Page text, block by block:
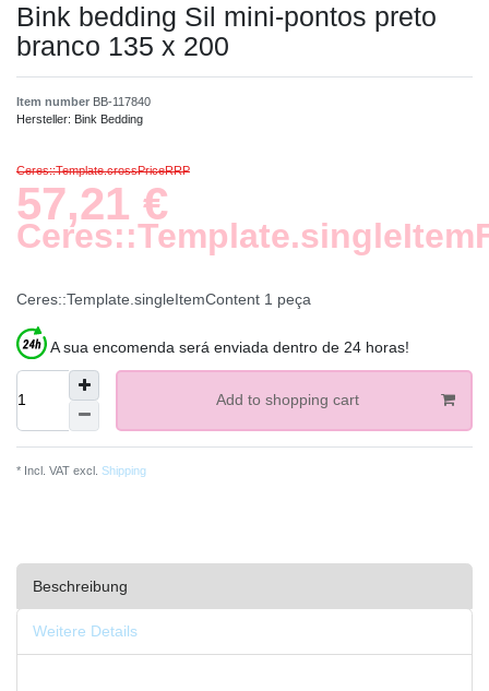
Bink bedding Sil mini-pontos preto
branco 135 x 200
Item number BB-117840
Hersteller: Bink Bedding
Ceres::Template.crossPriceRRP
57,21 €
Ceres::Template.singleItemContent 1 peça
A sua encomenda será enviada dentro de 24 horas!
Add to shopping cart
* Incl. VAT excl. Shipping
Beschreibung
Weitere Details